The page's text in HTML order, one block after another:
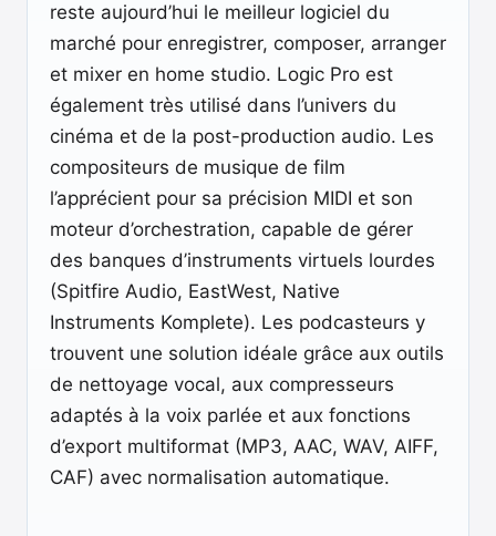
reste aujourd’hui le meilleur logiciel du
marché pour enregistrer, composer, arranger
et mixer en home studio. Logic Pro est
également très utilisé dans l’univers du
cinéma et de la post-production audio. Les
compositeurs de musique de film
l’apprécient pour sa précision MIDI et son
moteur d’orchestration, capable de gérer
des banques d’instruments virtuels lourdes
(Spitfire Audio, EastWest, Native
Instruments Komplete). Les podcasteurs y
trouvent une solution idéale grâce aux outils
de nettoyage vocal, aux compresseurs
adaptés à la voix parlée et aux fonctions
d’export multiformat (MP3, AAC, WAV, AIFF,
CAF) avec normalisation automatique.